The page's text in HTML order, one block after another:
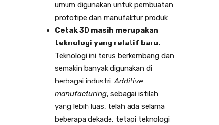
umum digunakan untuk pembuatan
prototipe dan manufaktur produk
Cetak 3D masih merupakan
teknologi yang relatif baru.
Teknologi ini terus berkembang dan
semakin banyak digunakan di
berbagai industri.Additive
manufacturing, sebagai istilah
yang lebih luas, telah ada selama
beberapa dekade, tetapi teknologi